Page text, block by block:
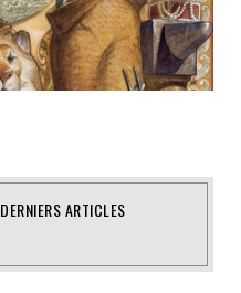
DERNIERS ARTICLES